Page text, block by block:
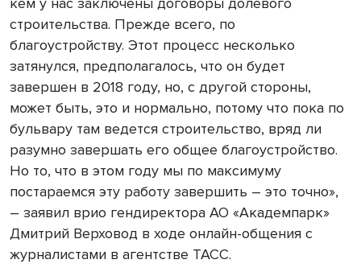
строительства. Прежде всего, по
благоустройству. Этот процесс несколько
затянулся, предполагалось, что он будет
завершен в 2018 году, но, с другой стороны,
может быть, это и нормально, потому что пока по
бульвару там ведется строительство, вряд ли
разумно завершать его общее благоустройство.
Но то, что в этом году мы по максимуму
постараемся эту работу завершить – это точно»,
– заявил врио гендиректора АО «Академпарк»
Дмитрий Верховод в ходе онлайн-общения с
журналистами в агентстве ТАСС.